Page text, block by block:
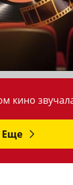
кино
Еще